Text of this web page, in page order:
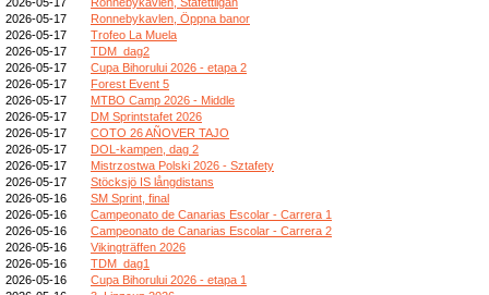
2026-05-17
Ronnebykavlen, Öppna banor
2026-05-17
Trofeo La Muela
2026-05-17
TDM_dag2
2026-05-17
Cupa Bihorului 2026 - etapa 2
2026-05-17
Forest Event 5
2026-05-17
MTBO Camp 2026 - Middle
2026-05-17
DM Sprintstafet 2026
2026-05-17
COTO 26 AÑOVER TAJO
2026-05-17
DOL-kampen, dag 2
2026-05-17
Mistrzostwa Polski 2026 - Sztafety
2026-05-17
Stöcksjö IS långdistans
2026-05-16
SM Sprint, final
2026-05-16
Campeonato de Canarias Escolar - Carrera 1
2026-05-16
Campeonato de Canarias Escolar - Carrera 2
2026-05-16
Vikingträffen 2026
2026-05-16
TDM_dag1
2026-05-16
Cupa Bihorului 2026 - etapa 1